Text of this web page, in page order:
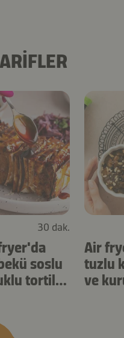
30 dak.
soslu
tortilla
Air
tuzlu
ve